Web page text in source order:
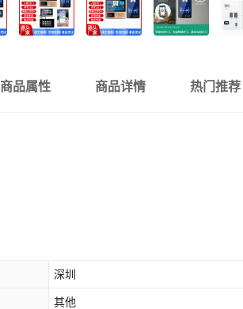
商品属性 商品详情 热门推荐
深圳
其他